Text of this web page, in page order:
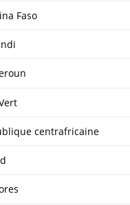
Faso
centrafricaine